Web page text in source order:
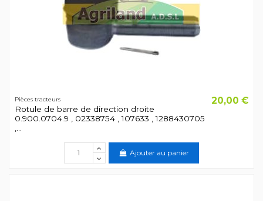
Pièces tracteurs
Rotule de barre de direction droite
0.900.0704.9 , 02338754 , 107633 , 1288430705
20,00 €
Ajouter au panier